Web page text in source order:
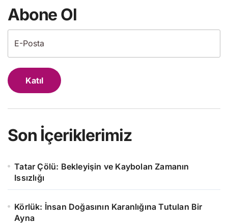
Abone Ol
Katıl
Son İçeriklerimiz
Tatar Çölü: Bekleyişin ve Kaybolan Zamanın
Issızlığı
Körlük: İnsan Doğasının Karanlığına Tutulan Bir
Ayna